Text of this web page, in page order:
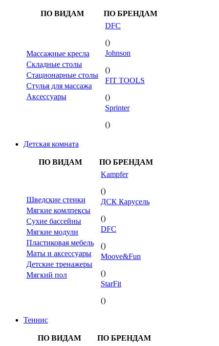
ПО ВИДАМ ПО БРЕНДАМ
Массажные кресла
Складные столы
Стационарные столы
Стулья для массажа
Аксессуары
DFC
()
Johnson
()
FIT TOOLS
()
Sprinter
()
Детская комната
ПО ВИДАМ ПО БРЕНДАМ
Шведские стенки
Мягкие комлпексы
Сухие бассейны
Мягкие модули
Пластиковая мебель
Маты и аксессуары
Детские тренажеры
Мягкий пол
Kampfer
()
ДСК Карусель
()
DFC
()
Moove&Fun
()
StarFit
()
Теннис
ПО ВИДАМ
ПО БРЕНДАМ